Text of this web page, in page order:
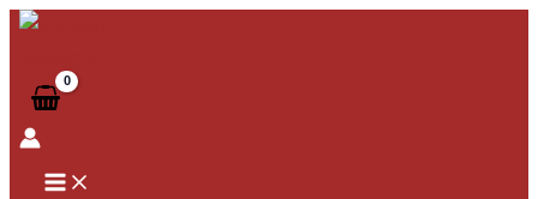
Skip
content